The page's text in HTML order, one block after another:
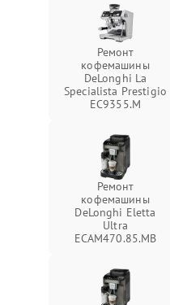
Ремонт
кофемашины
DeLonghi La
Specialista Prestigio
EC9355.M
Ремонт
кофемашины
DeLonghi Eletta
Ultra
ECAM470.85.MB